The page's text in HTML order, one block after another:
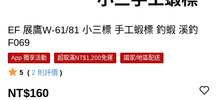
EF 展鷹W-61/81 小三標 手工蝦標 釣蝦 溪釣
F069
App 獨享活動 超取滿NT$1,200免運 國家/地區配送
5 ( 2 則評價 )
NT$160